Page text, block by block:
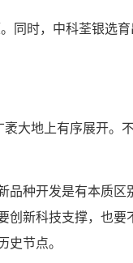
同时，中科荃银选
大地上有序展开
种开发是有本质
新科技支撑，也
史节点。